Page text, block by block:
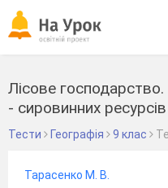
Лісове господарство.
- сировинних ресурсів
Тести Географія 9 клас
Тарасенко М. В.